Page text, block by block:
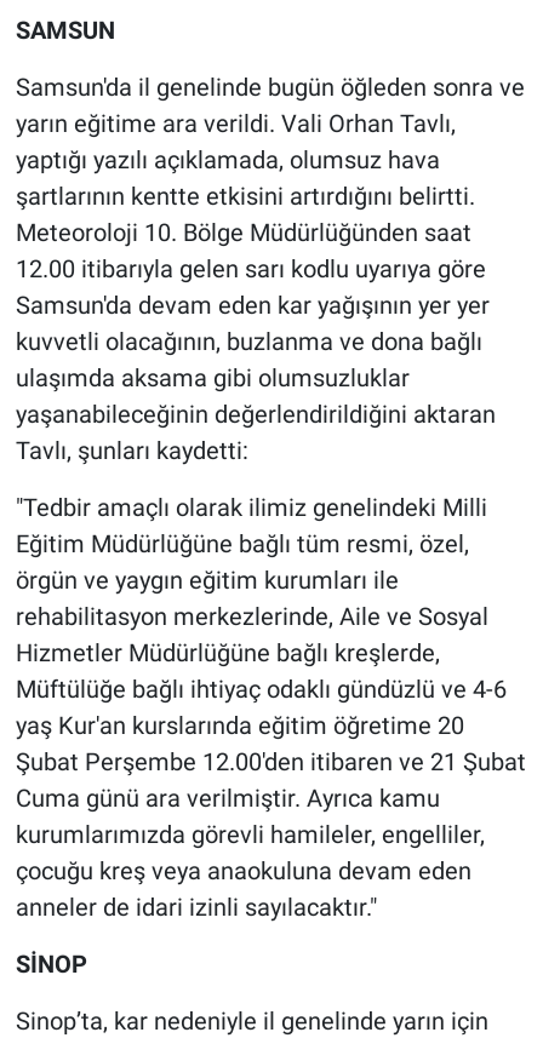
SAMSUN
Samsun'da il genelinde bugün öğleden sonra ve
yarın eğitime ara verildi. Vali Orhan Tavlı,
yaptığı yazılı açıklamada, olumsuz hava
şartlarının kentte etkisini artırdığını belirtti.
Meteoroloji 10. Bölge Müdürlüğünden saat
12.00 itibarıyla gelen sarı kodlu uyarıya göre
Samsun'da devam eden kar yağışının yer yer
kuvvetli olacağının, buzlanma ve dona bağlı
ulaşımda aksama gibi olumsuzluklar
yaşanabileceğinin değerlendirildiğini aktaran
Tavlı, şunları kaydetti:
"Tedbir amaçlı olarak ilimiz genelindeki Milli
Eğitim Müdürlüğüne bağlı tüm resmi, özel,
örgün ve yaygın eğitim kurumları ile
rehabilitasyon merkezlerinde, Aile ve Sosyal
Hizmetler Müdürlüğüne bağlı kreşlerde,
Müftülüğe bağlı ihtiyaç odaklı gündüzlü ve 4-6
yaş Kur'an kurslarında eğitim öğretime 20
Şubat Perşembe 12.00'den itibaren ve 21 Şubat
Cuma günü ara verilmiştir. Ayrıca kamu
kurumlarımızda görevli hamileler, engelliler,
çocuğu kreş veya anaokuluna devam eden
anneler de idari izinli sayılacaktır."
SİNOP
Sinop’ta, kar nedeniyle il genelinde yarın için